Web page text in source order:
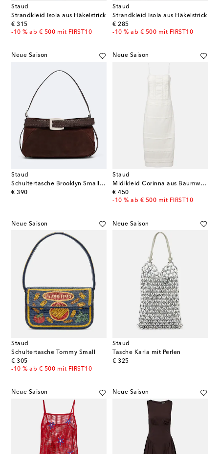
Staud
Strandkleid Isola aus Häkelstrick
€ 315
original price
-10 % ab € 500 mit FIRST10
Staud
Strandkleid Isola aus Häkelstrick
€ 285
original price
-10 % ab € 500 mit FIRST10
Neue Saison
Staud
Schultertasche Brooklyn Small aus Veloursleder
€ 390
original price
Neue Saison
Staud
Midikleid Corinna aus Baumwoll-Voile
€ 450
original price
-10 % ab € 500 mit FIRST10
Neue Saison
Staud
Schultertasche Tommy Small
€ 305
original price
-10 % ab € 500 mit FIRST10
Neue Saison
Staud
Tasche Karla mit Perlen
€ 325
original price
Neue Saison Neue Saison